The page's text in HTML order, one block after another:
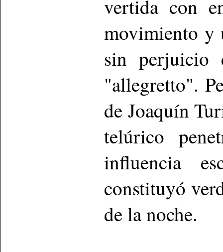
vertida con
movimiento y
sin perjuicio
"allegretto".
de Joaquín
telúrico
influencia
constituyó
de la noche.